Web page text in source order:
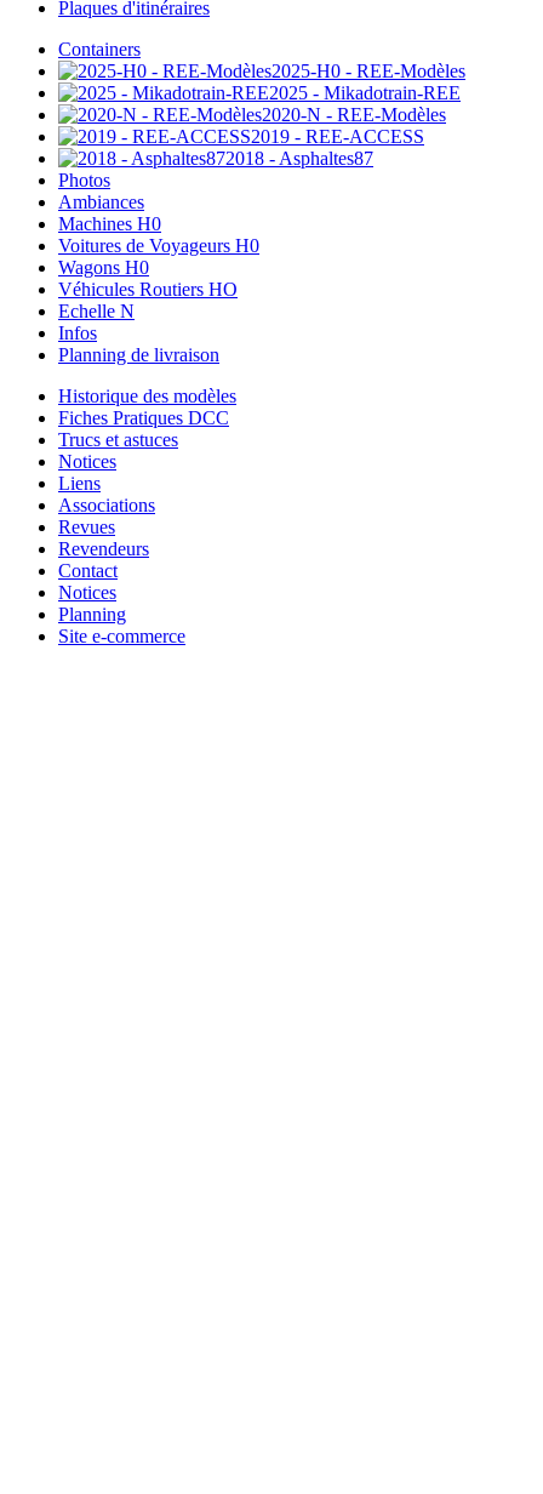
Plaques d'itinéraires
Containers
2025-H0 - REE-Modèles
2025 - Mikadotrain-REE
2020-N - REE-Modèles
2019 - REE-ACCESS
2018 - Asphaltes87
Photos
Ambiances
Machines H0
Voitures de Voyageurs H0
Wagons H0
Véhicules Routiers HO
Echelle N
Infos
Planning de livraison
Historique des modèles
Fiches Pratiques DCC
Trucs et astuces
Notices
Liens
Associations
Revues
Revendeurs
Contact
Notices
Planning
Site e-commerce